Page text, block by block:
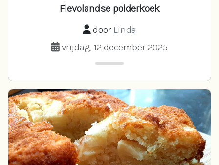
Flevolandse polderkoek
door Linda
vrijdag, 12 december 2025